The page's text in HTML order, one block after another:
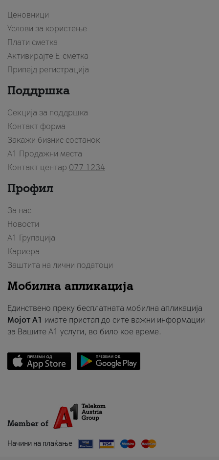
Ценовници
Услови за користење
Плати сметка
Активирајте Е-сметка
Припејд регистрација
Поддршка
Секција за поддршка
Контакт форма
Закажи бизнис состанок
A1 Продажни места
Контакт центар 077 1234
Профил
За нас
Новости
А1 Групација
Кариера
Заштита на лични податоци
Мобилна апликација
Единствено преку бесплатната мобилна апликација
Мојот A1 имате пристап до сите важни информации
за Вашите A1 услуги, во било кое време.
Member of
Начини на плаќање